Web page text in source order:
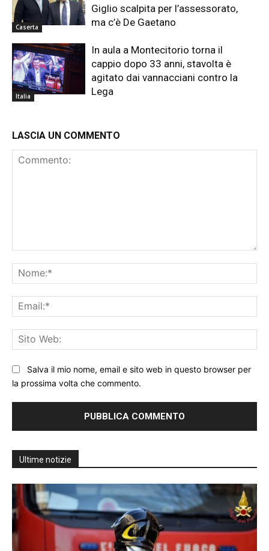
Caserta
Giglio scalpita per l’assessorato,
ma c’è De Gaetano
Italia
In aula a Montecitorio torna il
cappio dopo 33 anni, stavolta è
agitato dai vannacciani contro la
Lega
LASCIA UN COMMENTO
Salva il mio nome, email e sito web in questo browser per
la prossima volta che commento.
Ultime notizie